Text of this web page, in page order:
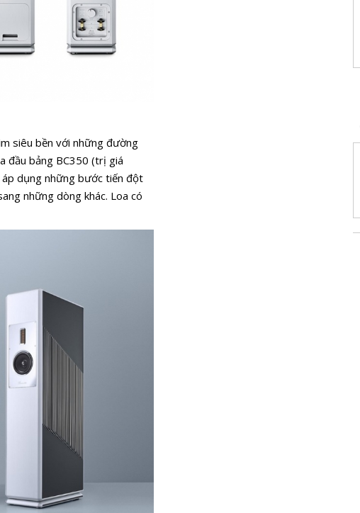
siêu bền với những đường
đầu bảng BC350 (trị giá
dụng những bước tiến đột
những dòng khác. Loa có